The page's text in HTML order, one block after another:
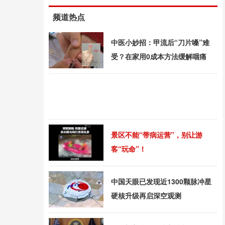
频道热点
中医小妙招：甲流后“刀片嗓”难
受？在家用0成本方法缓解咽痛
景区不能“带病运营”，别让游
客“玩命”！
中国天眼已发现近1300颗脉冲星
硬核升级再启深空观测